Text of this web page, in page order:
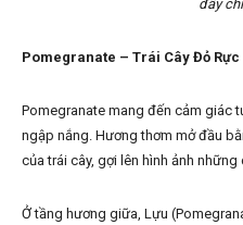
đầy
Pomegranate – Trái Cây Đỏ Rực
Pomegranate mang đến cảm giác
ngập nắng. Hương thơm mở đầu
của trái cây, gợi lên hình ảnh
Ở tầng hương giữa, Lựu